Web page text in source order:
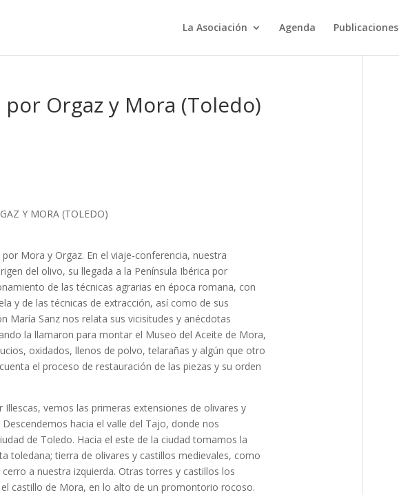
La Asociación Agenda Publicaciones
Orgaz y Mora (Toledo)
Y MORA (TOLEDO)
Mora y Orgaz. En el viaje-conferencia, nuestra
del olivo, su llegada a la Península Ibérica por
de las técnicas agrarias en época romana, con
y de las técnicas de extracción, así como de sus
María Sanz nos relata sus vicisitudes y anécdotas
la llamaron para montar el Museo del Aceite de Mora,
oxidados, llenos de polvo, telarañas y algún que otro
el proceso de restauración de las piezas y su orden
vemos las primeras extensiones de olivares y
hacia el valle del Tajo, donde nos
de Toledo. Hacia el este de la ciudad tomamos la
toledana; tierra de olivares y castillos medievales, como
a nuestra izquierda. Otras torres y castillos los
castillo de Mora, en lo alto de un promontorio rocoso.